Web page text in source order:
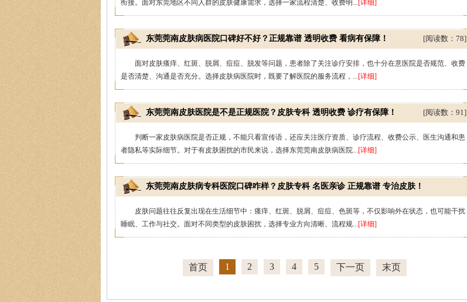
衔接。面对东莞地区不同人群的皮肤健康需求，选择一家流程清楚、收费明...[详细]
东莞莞南皮肤病医院口碑好不好？正规靠谱 透明收费 看病有保障！ [阅读数：78]
面对皮肤瘙痒、红斑、脱屑、痘痘、脱发等问题，患者除了关注诊疗安排，也十分在意医院是否规范、收费
是否清楚、沟通是否充分。选择皮肤病医院时，既要了解医院的服务流程，...[详细]
东莞莞南皮肤医院是不是正规医院？皮肤专科 透明收费 诊疗有保障！ [阅读数：91]
判断一家皮肤病医院是否正规，不能只看宣传语，还应关注医疗资质、诊疗流程、收费公示、医生沟通和患
者隐私等实际细节。对于有皮肤困扰的市民来说，选择东莞莞南皮肤病医院...[详细]
东莞莞南皮肤病专科医院口碑咋样？皮肤专科 名医亲诊 正规靠谱 专治皮肤！
[阅读数：71]
皮肤问题往往反复出现在生活细节中：瘙痒、红斑、脱屑、痘痘、色斑等，不仅影响外在状态，也可能干扰
睡眠、工作与社交。面对不同类型的皮肤困扰，选择专业方向清晰、流程规...[详细]
首页 1 2 3 4 5 下一页 末页